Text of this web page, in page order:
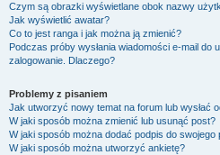
Czym są obrazki wyświetlane obok nazwy
Jak wyświetlić awatar?
Co to jest ranga i jak można ją zmienić?
Podczas próby wysłania wiadomości e-mail do
zalogowanie. Dlaczego?
Problemy z pisaniem
Jak utworzyć nowy temat na forum lub wysłać
W jaki sposób można zmienić lub usunąć post?
W jaki sposób można dodać podpis do swojego
W jaki sposób można utworzyć ankietę?